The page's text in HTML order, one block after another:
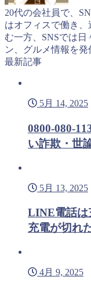
20代の会社員で、
はオフィスで働き
む一方、SNSでは
ン、グルメ情報を発
最新記事
5月 14, 2025
0800-080-
い詐欺・世
5月 13, 2025
LINE電話は
充電が切れ
4月 9, 2025